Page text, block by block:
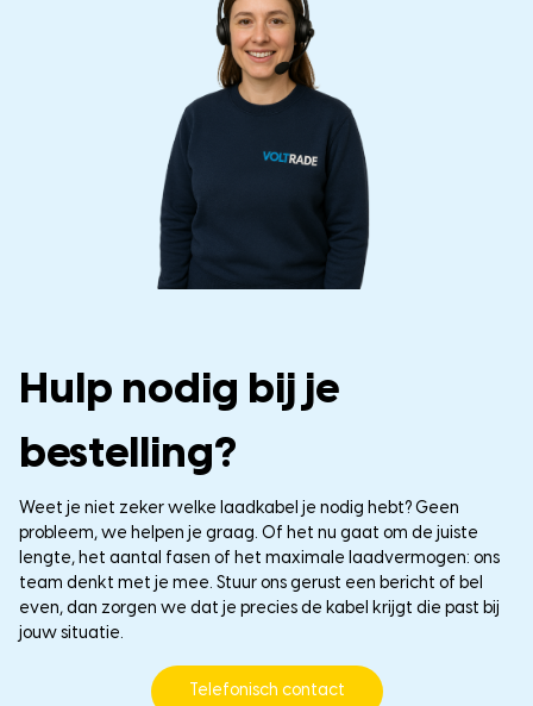
Hulp nodig bij je
bestelling?
Weet je niet zeker welke laadkabel je nodig hebt? Geen
probleem, we helpen je graag. Of het nu gaat om de juiste
lengte, het aantal fasen of het maximale laadvermogen: ons
team denkt met je mee. Stuur ons gerust een bericht of bel
even, dan zorgen we dat je precies de kabel krijgt die past bij
jouw situatie.
Telefonisch contact